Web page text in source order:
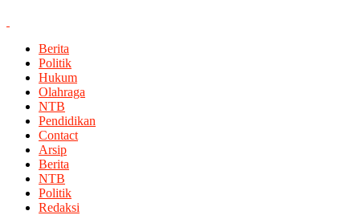
Berita
Politik
Hukum
Olahraga
NTB
Pendidikan
Contact
Arsip
Berita
NTB
Politik
Redaksi